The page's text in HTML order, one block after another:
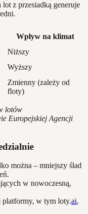
z przesiadką generuje
Wpływ na klimat
Niższy
Wyższy
Zmienny (zależy od
floty)
lotów
Europejskiej Agencji
można – mniejszy ślad
w nowoczesną,
platformy, w tym loty.ai,